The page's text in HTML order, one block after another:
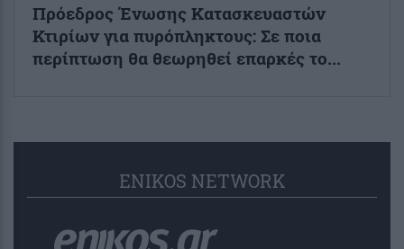
Πρόεδρος Ένωσης Κατασκευαστών
Κτιρίων για πυρόπληκτους: Σε ποια
περίπτωση θα θεωρηθεί επαρκές το...
ENIKOS NETWORK